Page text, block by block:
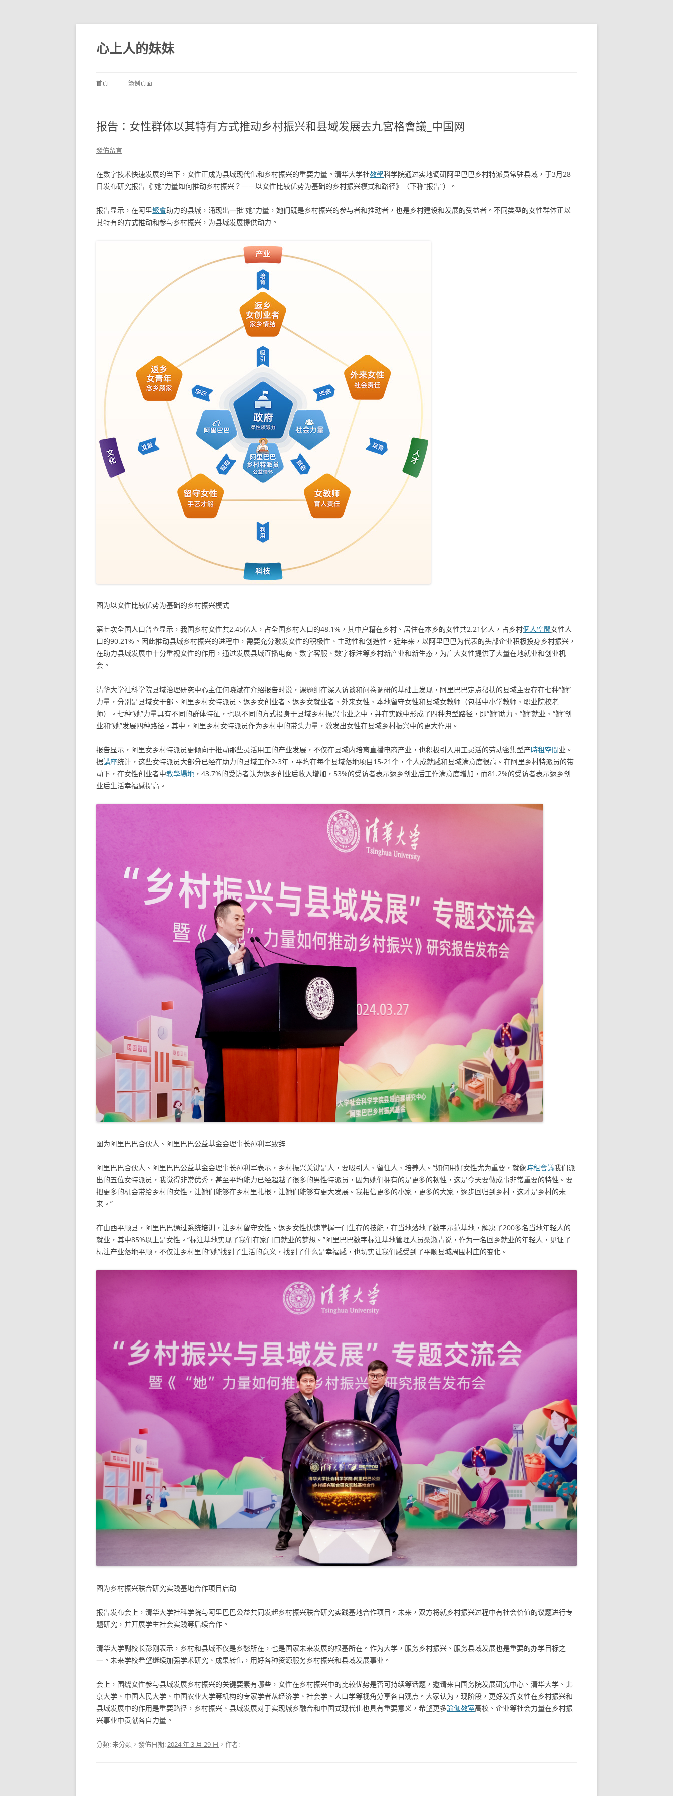
跳
主
要
內
心上人的妹妹
首頁 範例頁面
报告：女性群体以其特有方式推动乡村振兴和县域发展去九宮格會議_中国网
發佈留言
在数字技术快速发展的当下，女性正成为县域现代化和乡村振兴的重要力量。清华大学社教學科学院通过实地调研阿里巴巴乡村特派员常驻县域，于3月28
日发布研究报告《“她”力量如何推动乡村振兴？——以女性比较优势为基础的乡村振兴模式和路径》（下称“报告”）。
报告显示，在阿里聚會助力的县城，涌现出一批“她”力量，她们既是乡村振兴的参与者和推动者，也是乡村建设和发展的受益者。不同类型的女性群体正以
其特有的方式推动和参与乡村振兴，为县域发展提供动力。
图为以女性比较优势为基础的乡村振兴模式
第七次全国人口普查显示，我国乡村女性共2.45亿人，占全国乡村人口的48.1%，其中户籍在乡村、居住在本乡的女性共2.21亿人，占乡村個人空間女性人
口的90.21%。因此推动县域乡村振兴的进程中，需要充分激发女性的积极性、主动性和创造性。近年来，以阿里巴巴为代表的头部企业积极投身乡村振兴，
在助力县域发展中十分重视女性的作用，通过发展县域直播电商、数字客服、数字标注等乡村新产业和新生态，为广大女性提供了大量在地就业和创业机
会。
清华大学社科学院县域治理研究中心主任何晓斌在介绍报告时说，课题组在深入访谈和问卷调研的基础上发现，阿里巴巴定点帮扶的县域主要存在七种“她”
力量，分别是县域女干部、阿里乡村女特派员、返乡女创业者、返乡女就业者、外来女性、本地留守女性和县域女教师（包括中小学教师、职业院校老
师）。七种“她”力量具有不同的群体特征，也以不同的方式投身于县域乡村振兴事业之中，并在实践中形成了四种典型路径，即“她”助力、“她”就业、“她”创
业和“她”发展四种路径。其中，阿里乡村女特派员作为乡村中的带头力量，激发出女性在县域乡村振兴中的更大作用。
报告显示，阿里女乡村特派员更倾向于推动那些灵活用工的产业发展，不仅在县域内培育直播电商产业，也积极引入用工灵活的劳动密集型产時租空間业。
据講座统计，这些女特派员大部分已经在助力的县域工作2-3年，平均在每个县域落地项目15-21个，个人成就感和县域满意度很高。在阿里乡村特派员的带
动下，在女性创业者中教學場地 ，43.7%的受访者认为返乡创业后收入增加，53%的受访者表示返乡创业后工作满意度增加，而81.2%的受访者表示返乡创
业后生活幸福感提高。
图为阿里巴巴合伙人、阿里巴巴公益基金会理事长孙利军致辞
阿里巴巴合伙人、阿里巴巴公益基金会理事长孙利军表示，乡村振兴关键是人，要吸引人、留住人、培养人。“如何用好女性尤为重要，就像時租會議我们派
出的五位女特派员，我觉得非常优秀，甚至平均能力已经超越了很多的男性特派员，因为她们拥有的是更多的韧性，这是今天要做成事非常重要的特性。要
把更多的机会带给乡村的女性，让她们能够在乡村里扎根，让她们能够有更大发展。我相信更多的小家，更多的大家，逐步回归到乡村，这才是乡村的未
来。”
在山西平顺县，阿里巴巴通过系统培训，让乡村留守女性、返乡女性快速掌握一门生存的技能，在当地落地了数字示范基地，解决了200多名当地年轻人的
就业，其中85%以上是女性。“标注基地实现了我们在家门口就业的梦想。”阿里巴巴数字标注基地管理人员桑淑青说，作为一名回乡就业的年轻人，见证了
标注产业落地平顺，不仅让乡村里的“她”找到了生活的意义，找到了什么是幸福感，也切实让我们感受到了平顺县城周围村庄的变化。
图为乡村振兴联合研究实践基地合作项目启动
报告发布会上，清华大学社科学院与阿里巴巴公益共同发起乡村振兴联合研究实践基地合作项目。未来，双方将就乡村振兴过程中有社会价值的议题进行专
题研究，并开展学生社会实践等后续合作。
清华大学副校长彭刚表示，乡村和县域不仅是乡愁所在，也是国家未来发展的根基所在。作为大学，服务乡村振兴、服务县域发展也是重要的办学目标之
一。未来学校希望继续加强学术研究、成果转化，用好各种资源服务乡村振兴和县域发展事业。
会上，围绕女性参与县域发展乡村振兴的关键要素有哪些，女性在乡村振兴中的比较优势是否可持续等话题，邀请来自国务院发展研究中心、清华大学、北
京大学、中国人民大学、中国农业大学等机构的专家学者从经济学、社会学、人口学等视角分享各自观点。大家认为，现阶段，更好发挥女性在乡村振兴和
县域发展中的作用是重要路径，乡村振兴、县域发展对于实现城乡融合和中国式现代化也具有重要意义，希望更多瑜伽教室高校、企业等社会力量在乡村振
兴事业中贡献各自力量。
分類: 未分類，發佈日期:2024 年 3 月 29 日 ，作者: